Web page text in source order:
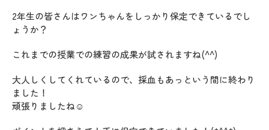
2年生の皆さんはワンちゃんをしっかり保定できているでし
ょうか？
これまでの授業での練習の成果が試されますね(^^)
大人しくしてくれているので、採血もあっという間に終わり
ました！
頑張りましたね☺